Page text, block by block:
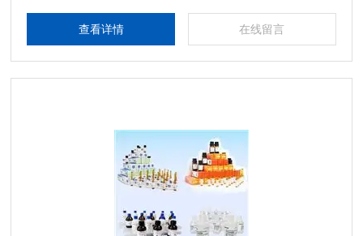
查看详情 在线留言